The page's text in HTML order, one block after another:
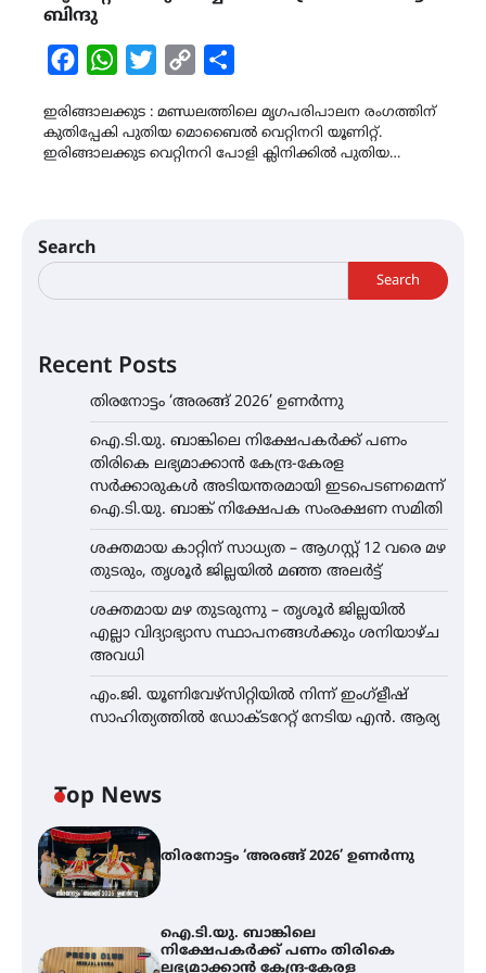
ബിന്ദു
FacebookWhatsAppTwitterCopy
ഇരിങ്ങാലക്കുട : മണ്ഡലത്തിലെ മൃഗപരിപാലന രംഗത്തിന്
കുതിപ്പേകി പുതിയ മൊബൈൽ വെറ്റിനറി യൂണിറ്റ്.
ഇരിങ്ങാലക്കുട വെറ്റിനറി പോളി ക്ലിനിക്കിൽ പുതിയ…
Search
Search
Recent Posts
തിരനോട്ടം ‘അരങ്ങ് 2026’ ഉണർന്നു
ഐ.ടി.യു. ബാങ്കിലെ നിക്ഷേപകർക്ക് പണം
തിരികെ ലഭ്യമാക്കാൻ കേന്ദ്ര-കേരള
സർക്കാരുകൾ അടിയന്തരമായി ഇടപെടണമെന്ന്
ഐ.ടി.യു. ബാങ്ക് നിക്ഷേപക സംരക്ഷണ സമിതി
ശക്തമായ കാറ്റിന് സാധ്യത – ആഗസ്റ്റ് 12 വരെ മഴ
തുടരും, തൃശൂർ ജില്ലയിൽ മഞ്ഞ അലർട്ട്
ശക്തമായ മഴ തുടരുന്നു – തൃശൂർ ജില്ലയിൽ
എല്ലാ വിദ്യാഭ്യാസ സ്ഥാപനങ്ങൾക്കും ശനിയാഴ്ച
അവധി
എം.ജി. യൂണിവേഴ്‌സിറ്റിയിൽ നിന്ന് ഇംഗ്ളീഷ്
സാഹിത്യത്തിൽ ഡോക്ടറേറ്റ് നേടിയ എൻ. ആര്യ
Top News
തിരനോട്ടം ‘അരങ്ങ് 2026’ ഉണർന്നു
ഐ.ടി.യു. ബാങ്കിലെ
നിക്ഷേപകർക്ക് പണം തിരികെ
ലഭ്യമാക്കാൻ കേന്ദ്ര-കേരള